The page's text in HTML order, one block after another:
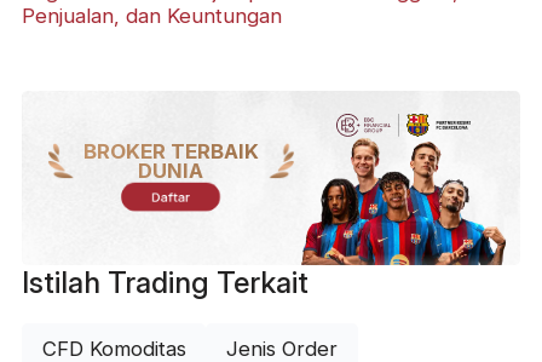
Penjualan, dan Keuntungan
BROKER TERBAIK
DUNIA
Daftar
Istilah Trading Terkait
CFD Komoditas Jenis Order